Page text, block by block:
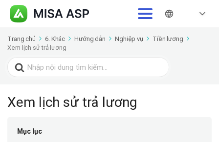
Trang chủ 6. Khác Hướng dẫn Nghiệp vụ
Tiền lương
Xem lịch sử trả lương
Search
for:
Xem lịch sử trả lương
Mục lục